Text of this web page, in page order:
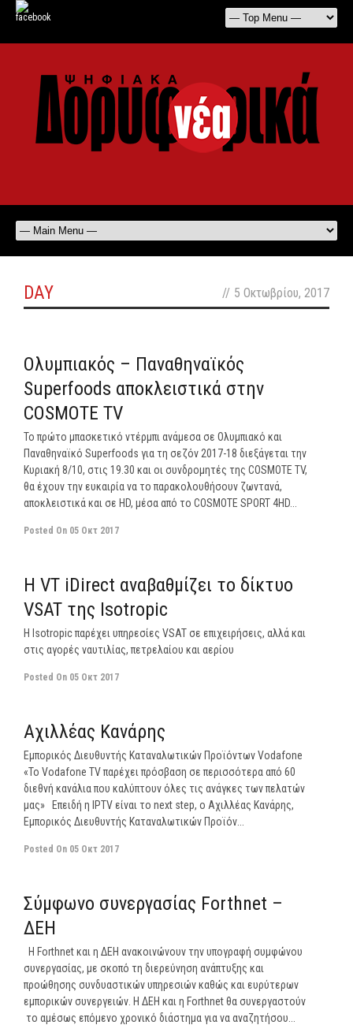
DAY // 5 Οκτωβρίου, 2017
Ολυμπιακός – Παναθηναϊκός
Superfoods αποκλειστικά στην
COSMOTE TV
Το πρώτο μπασκετικό ντέρμπι ανάμεσα σε Ολυμπιακό και
Παναθηναϊκό Superfoods για τη σεζόν 2017-18 διεξάγεται την
Κυριακή 8/10, στις 19.30 και οι συνδρομητές της COSMOTE TV,
θα έχουν την ευκαιρία να το παρακολουθήσουν ζωντανά,
αποκλειστικά και σε HD, μέσα από το COSMOTE SPORT 4HD...
Posted On 05 Οκτ 2017
Η VT iDirect αναβαθμίζει το δίκτυο
VSAT της Isotropic
Η Isotropic παρέχει υπηρεσίες VSAT σε επιχειρήσεις, αλλά και
στις αγορές ναυτιλίας, πετρελαίου και αερίου
Posted On 05 Οκτ 2017
Αχιλλέας Κανάρης
Εμπορικός Διευθυντής Καταναλωτικών Προϊόντων Vodafone
«To Vodafone TV παρέχει πρόσβαση σε περισσότερα από 60
διεθνή κανάλια που καλύπτουν όλες τις ανάγκες των πελατών
μας» Επειδή η IPTV είναι το next step, ο Αχιλλέας Κανάρης,
Εμπορικός Διευθυντής Καταναλωτικών Προϊόν...
Posted On 05 Οκτ 2017
Σύμφωνο συνεργασίας Forthnet –
ΔΕΗ
Η Forthnet και η ΔΕΗ ανακοινώνουν την υπογραφή συμφώνου
συνεργασίας, με σκοπό τη διερεύνηση ανάπτυξης και
προώθησης συνδυαστικών υπηρεσιών καθώς και ευρύτερων
εμπορικών συνεργειών. Η ΔΕΗ και η Forthnet θα συνεργαστούν
το αμέσως επόμενο χρονικό διάστημα για να αναζητήσου...